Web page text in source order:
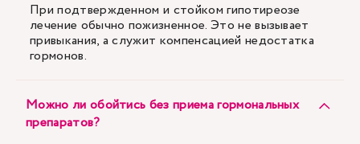
При подтвержденном и стойком гипотиреозе
лечение обычно пожизненное. Это не вызывает
привыкания, а служит компенсацией недостатка
гормонов.
Можно ли обойтись без приема гормональных
препаратов?